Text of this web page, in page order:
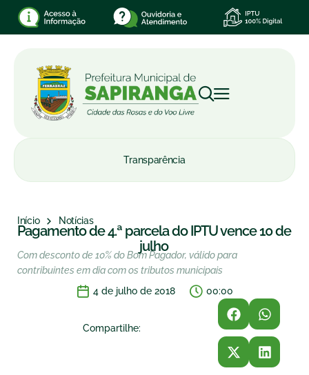
Transparência
Início Notícias
Pagamento de 4.ª parcela do IPTU vence 10 de
julho
Com desconto de 10% do Bom Pagador, válido para
contribuintes em dia com os tributos municipais
4 de julho de 2018
00:00
Compartilhe: